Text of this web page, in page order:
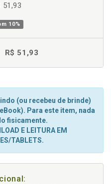
51,93
10%
R$ 51,93
(ou recebeu de brinde)
Para este item, nada
fisicamente.
E LEITURA EM
TABLETS.